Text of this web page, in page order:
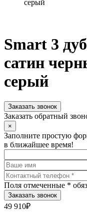
серый
Smart 3
сатин
серый
Заказать звонок
Заказать обратный
×
Заполните простую
в ближайшее время!
Поля отмеченные *
49 910₽